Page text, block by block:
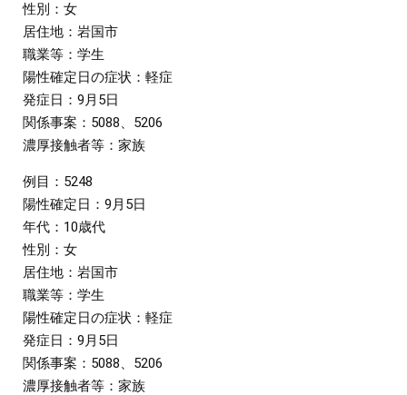
性別：女
居住地：岩国市
職業等：学生
陽性確定日の症状：軽症
発症日：9月5日
関係事案：5088、5206
濃厚接触者等：家族
例目：5248
陽性確定日：9月5日
年代：10歳代
性別：女
居住地：岩国市
職業等：学生
陽性確定日の症状：軽症
発症日：9月5日
関係事案：5088、5206
濃厚接触者等：家族